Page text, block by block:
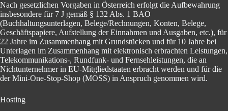
Nach gesetzlichen Vorgaben in Österreich erfolgt die Aufbewahrung
insbesondere für 7 J gemäß § 132 Abs. 1 BAO
(Buchhaltungsunterlagen, Belege/Rechnungen, Konten, Belege,
Geschäftspapiere, Aufstellung der Einnahmen und Ausgaben, etc.), für
22 Jahre im Zusammenhang mit Grundstücken und für 10 Jahre bei
Unterlagen im Zusammenhang mit elektronisch erbrachten Leistungen,
Telekommunikations-, Rundfunk- und Fernsehleistungen, die an
Nichtunternehmer in EU-Mitgliedstaaten erbracht werden und für die
der Mini-One-Stop-Shop (MOSS) in Anspruch genommen wird.
Hosting